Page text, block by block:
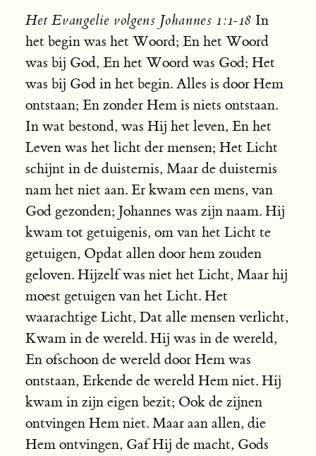
Het Evangelie volgens Johannes 1:1-18 In
het begin was het Woord; En het Woord
was bij God, En het Woord was God; Het
was bij God in het begin. Alles is door Hem
ontstaan; En zonder Hem is niets ontstaan.
In wat bestond, was Hij het leven, En het
Leven was het licht der mensen; Het Licht
schijnt in de duisternis, Maar de duisternis
nam het niet aan. Er kwam een mens, van
God gezonden; Johannes was zijn naam. Hij
kwam tot getuigenis, om van het Licht te
getuigen, Opdat allen door hem zouden
geloven. Hijzelf was niet het Licht, Maar hij
moest getuigen van het Licht. Het
waarachtige Licht, Dat alle mensen verlicht,
Kwam in de wereld. Hij was in de wereld,
En ofschoon de wereld door Hem was
ontstaan, Erkende de wereld Hem niet. Hij
kwam in zijn eigen bezit; Ook de zijnen
ontvingen Hem niet. Maar aan allen, die
Hem ontvingen, Gaf Hij de macht, Gods